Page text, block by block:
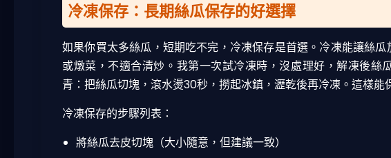
冷凍保存：長期絲瓜保存的好選擇
如果你買太多絲瓜，短期吃不完，冷凍保存是首選。冷凍能讓絲
或燉菜，不適合清炒。我第一次試冷凍時，沒處理好，解凍後絲
青：把絲瓜切塊，滾水燙30秒，撈起冰鎮，瀝乾後再冷凍。這樣能
冷凍保存的步驟列表：
將絲瓜去皮切塊（大小隨意，但建議一致）